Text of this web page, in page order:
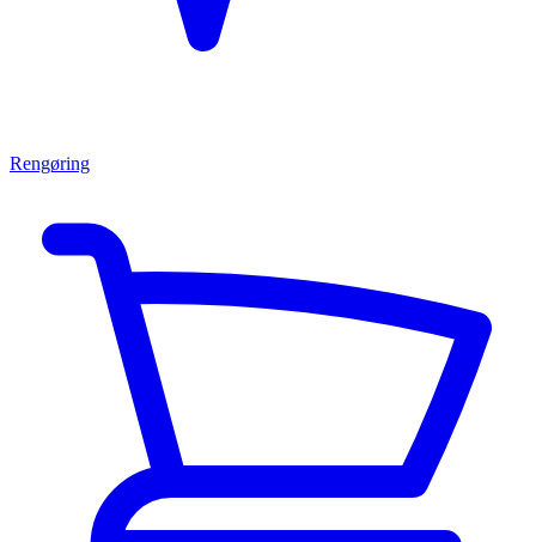
Rengøring